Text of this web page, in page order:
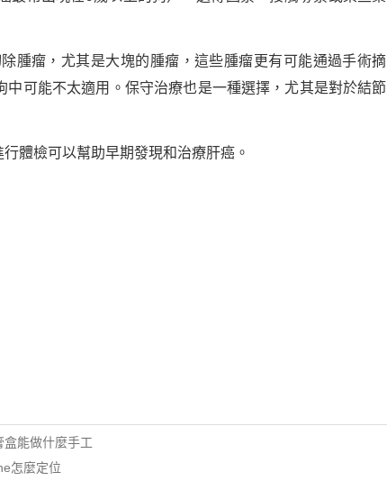
腫瘤，尤其是大塊的腫瘤，這些腫瘤更有可能通過手術摘
可能不太適用。保守治療也是一種選擇，尤其是對於結節
體檢可以幫助早期發現和治療肝癌。
盒能做什麼手工
怎麼定位